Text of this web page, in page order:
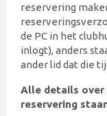
reservering
de PC in het
inlogt), anders
ander lid dat die
Alle details over
reservering